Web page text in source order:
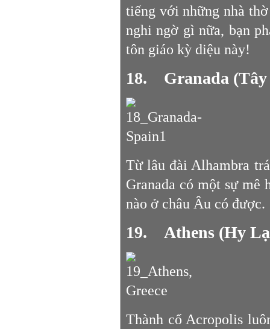
tiếng với những nhà
nghi ngờ gì nữa, bạn
tôn giáo kỳ diệu này!
18. Granada (Tây
Từ lâu đài Alhambra
Granada có một sự
nào ở châu Âu có được.
19. Athens (Hy
Thành cổ Acropolis